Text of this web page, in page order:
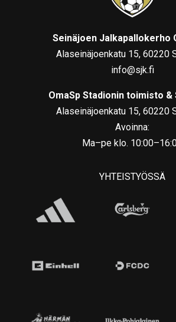
Seinäjoen Jalkapallokerho
Alaseinäjoenkatu 15, 60220
info@sjk.fi
OmaSp Stadionin toimisto &
Alaseinäjoenkatu 15, 60220
Avoinna:
Ma–pe klo.
YHTEISTYÖSSÄ